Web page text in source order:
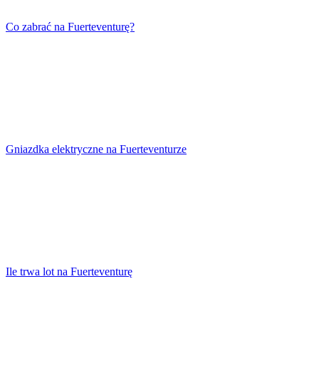
Co zabrać na Fuerteventurę?
Gniazdka elektryczne na Fuerteventurze
Ile trwa lot na Fuerteventurę